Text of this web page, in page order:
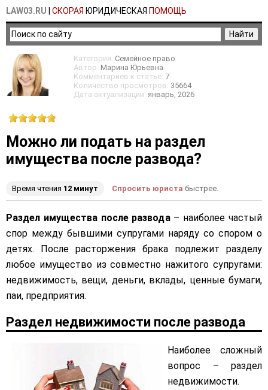
LAW03.RU СКОРАЯ ЮРИДИЧЕСКАЯ ПОМОЩЬ
Категория: Семейное право
Автор: Марина Юрьевна
Комментариев к статье: 7
Количество просмотров: 35664
Дата актуализации: январь, 2026
Можно ли подать на раздел
имущества после развода?
Время чтения 12 минут Спросить юриста быстрее.
Раздел имущества после развода– наиболее частый
спор между бывшими супругами наряду со спором о
детях. После расторжения брака подлежит разделу
любое имущество из совместно нажитого супругами:
недвижимость, вещи, деньги, вклады, ценные бумаги,
паи, предприятия.
Раздел недвижимости после развода
Наиболее сложный
вопрос – раздел
недвижимости.